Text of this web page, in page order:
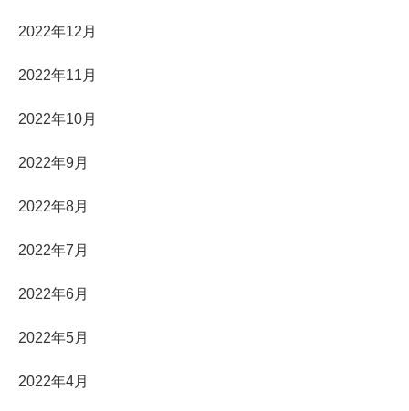
2022年12月
2022年11月
2022年10月
2022年9月
2022年8月
2022年7月
2022年6月
2022年5月
2022年4月